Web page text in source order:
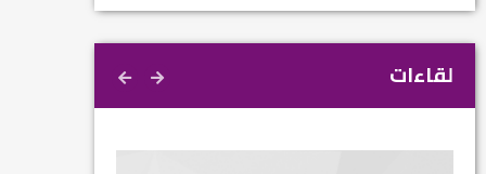
لقاءات